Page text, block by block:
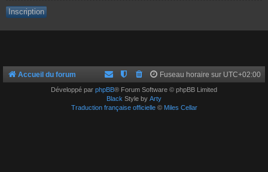
Inscription
Accueil du forum Fuseau horaire sur UTC+02:00
Développé par phpBB® Forum Software © phpBB Limited
Black Style by Arty
Traduction française officielle© Miles Cellar